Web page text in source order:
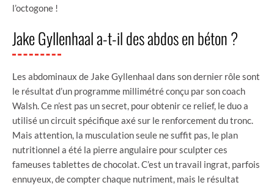
l’octogone !
Jake Gyllenhaal a-t-il des abdos en béton ?
Les abdominaux de Jake Gyllenhaal dans son dernier rôle sont
le résultat d’un programme millimétré conçu par son coach
Walsh. Ce n’est pas un secret, pour obtenir ce relief, le duo a
utilisé un circuit spécifique axé sur le renforcement du tronc.
Mais attention, la musculation seule ne suffit pas, le plan
nutritionnel a été la pierre angulaire pour sculpter ces
fameuses tablettes de chocolat. C’est un travail ingrat, parfois
ennuyeux, de compter chaque nutriment, mais le résultat